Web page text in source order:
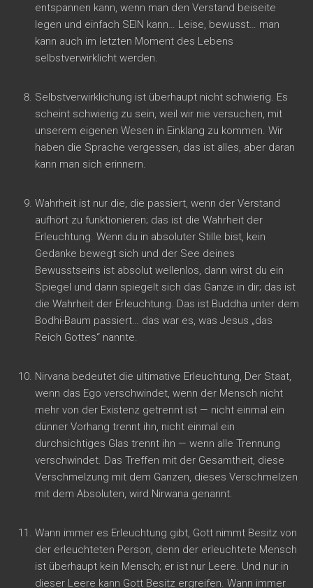
entspannen kann, wenn man den Verstand beiseite
legen und einfach SEIN kann… Leise, bewusst… man
kann auch im letzten Moment des Lebens
selbstverwirklicht werden.
Selbstverwirklichung ist überhaupt nicht schwierig. Es
scheint schwierig zu sein, weil wir nie versuchen, mit
unserem eigenen Wesen in Einklang zu kommen. Wir
haben die Sprache vergessen, das ist alles, aber daran
kann man sich erinnern.
Wahrheit ist nur die, die passiert, wenn der Verstand
aufhört zu funktionieren; das ist die Wahrheit der
Erleuchtung. Wenn du in absoluter Stille bist, kein
Gedanke bewegt sich und der See deines
Bewusstseins ist absolut wellenlos, dann wirst du ein
Spiegel und dann spiegelt sich das Ganze in dir; das ist
die Wahrheit der Erleuchtung. Das ist Buddha unter dem
Bodhi-Baum passiert… das war es, was Jesus „das
Reich Gottes“ nannte.
Nirvana bedeutet die ultimative Erleuchtung, Der Staat,
wenn das Ego verschwindet, wenn der Mensch nicht
mehr von der Existenz getrennt ist — nicht einmal ein
dünner Vorhang trennt ihn, nicht einmal ein
durchsichtiges Glas trennt ihn — wenn alle Trennung
verschwindet. Das Treffen mit der Gesamtheit, diese
Verschmelzung mit dem Ganzen, dieses Verschmelzen
mit dem Absoluten, wird Nirwana genannt.
Wann immer es Erleuchtung gibt, Gott nimmt Besitz von
der erleuchteten Person, denn der erleuchtete Mensch
ist überhaupt kein Mensch; er ist nur Leere. Und nur in
dieser Leere kann Gott Besitz ergreifen. Wann immer